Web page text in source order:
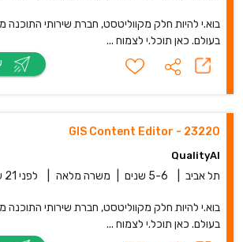
בעולם. כאן תוכל.י לצמוח ...
23220 - GIS Content Editor
QualityAI
תל אביב 5-6 שנים משרה מלאה לפני 21 שעות
בעולם. כאן תוכל.י לצמוח ...